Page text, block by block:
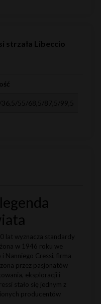
strzała Libeccio
36,5/55/68,5/87,5/99,5
lat wyznacza standardy
w 1946 roku we
Nanniego Cressi, firma
przez pasjonatów
eksploracji i
stało się jednym z
producentów